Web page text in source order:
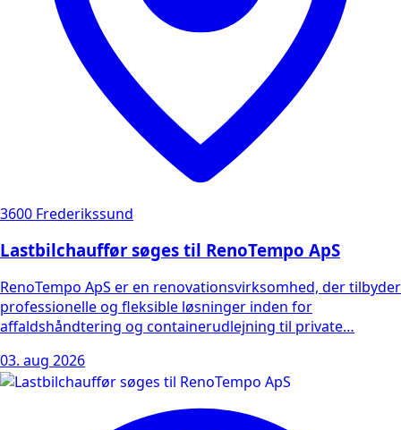
3600 Frederikssund
Lastbilchauffør søges til RenoTempo ApS
RenoTempo ApS er en renovationsvirksomhed, der tilbyder
professionelle og fleksible løsninger inden for
affaldshåndtering og containerudlejning til private…
03. aug 2026